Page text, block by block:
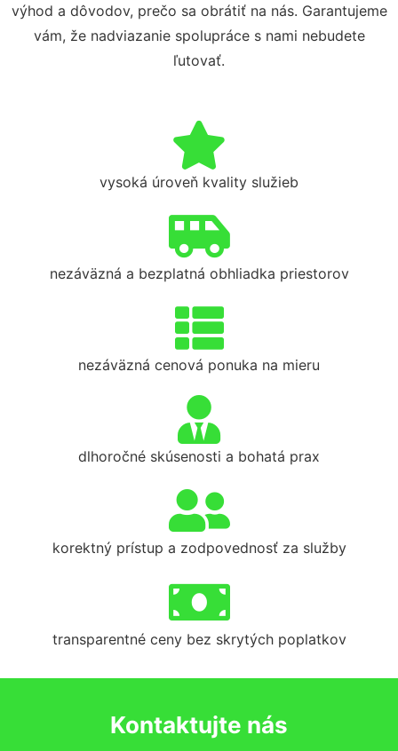
výhod a dôvodov, prečo sa obrátiť na nás. Garantujeme
vám, že nadviazanie spolupráce s nami nebudete
ľutovať.
vysoká úroveň kvality služieb
nezáväzná a bezplatná obhliadka priestorov
nezáväzná cenová ponuka na mieru
dlhoročné skúsenosti a bohatá prax
korektný prístup a zodpovednosť za služby
transparentné ceny bez skrytých poplatkov
Kontaktujte nás